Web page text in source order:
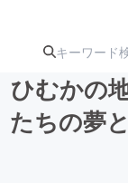
ひむかの
たちの夢